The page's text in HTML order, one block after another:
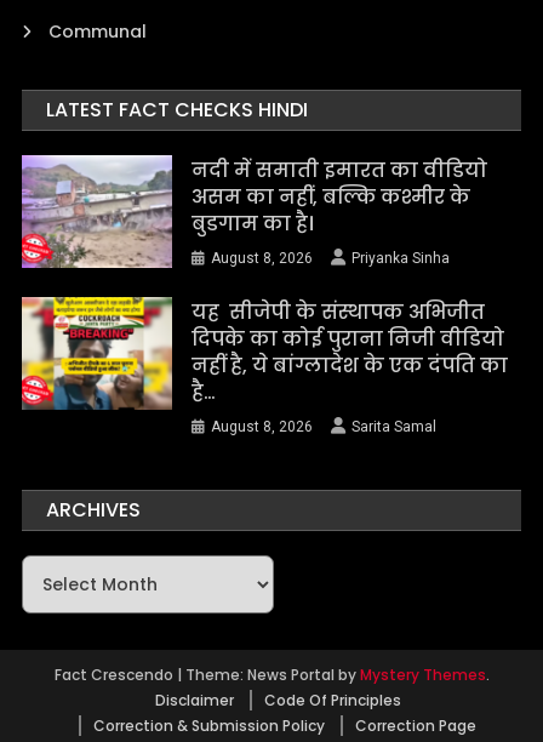
Communal
LATEST FACT CHECKS HINDI
नदी में समाती इमारत का वीडियो
असम का नहीं, बल्कि कश्मीर के
बुडगाम का है।
August 8, 2026 Priyanka Sinha
यह सीजेपी के संस्थापक अभिजीत
दिपके का कोई पुराना निजी वीडियो
नहीं है, ये बांग्लादेश के एक दंपति का
है…
August 8, 2026 Sarita Samal
ARCHIVES
Archives
Fact Crescendo | Theme: News Portal byMystery Themes.
Disclaimer
Code Of Principles
Correction & Submission Policy
Correction Page